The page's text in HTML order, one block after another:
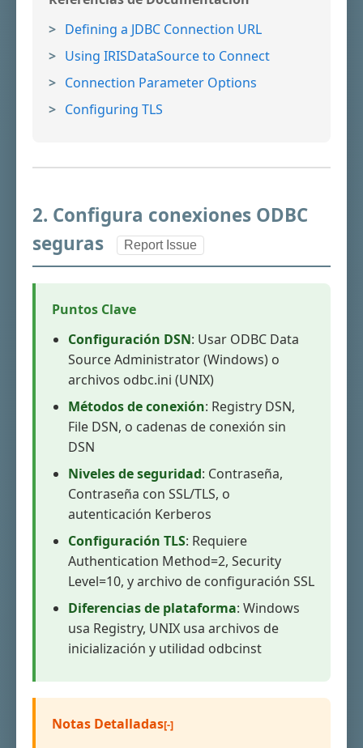
Defining a JDBC Connection URL
Using IRISDataSource to Connect
Connection Parameter Options
Configuring TLS
2. Configura conexiones ODBC
seguras
Report Issue
Puntos Clave
Configuración DSN: Usar ODBC Data
Source Administrator (Windows) o
archivos odbc.ini (UNIX)
Métodos de conexión: Registry DSN,
File DSN, o cadenas de conexión sin
DSN
Niveles de seguridad: Contraseña,
Contraseña con SSL/TLS, o
autenticación Kerberos
Configuración TLS: Requiere
Authentication Method=2, Security
Level=10, y archivo de configuración SSL
Diferencias de plataforma: Windows
usa Registry, UNIX usa archivos de
inicialización y utilidad odbcinst
Notas Detalladas